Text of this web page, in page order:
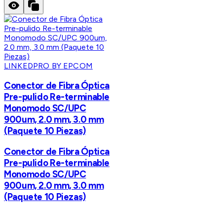
LINKEDPRO BY EPCOM
Conector de Fibra Óptica
Pre-pulido Re-terminable
Monomodo SC/UPC
900um, 2.0 mm, 3.0 mm
(Paquete 10 Piezas)
Conector de Fibra Óptica
Pre-pulido Re-terminable
Monomodo SC/UPC
900um, 2.0 mm, 3.0 mm
(Paquete 10 Piezas)